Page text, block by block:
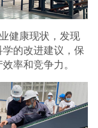
健康现状，发现
的改进建议，保
率和竞争力。